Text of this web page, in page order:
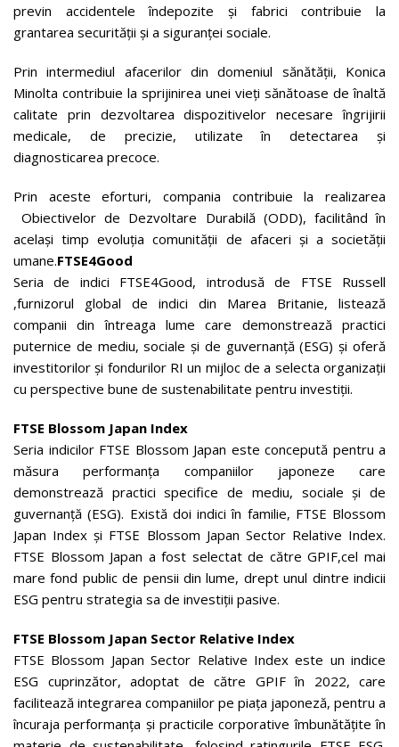
previn accidentele îndepozite și fabrici contribuie la
grantarea securității și a siguranței sociale.
Prin intermediul afacerilor din domeniul sănătății, Konica
Minolta contribuie la sprijinirea unei vieți sănătoase de înaltă
calitate prin dezvoltarea dispozitivelor necesare îngrijirii
medicale, de precizie, utilizate în detectarea și
diagnosticarea precoce.
Prin aceste eforturi, compania contribuie la realizarea
Obiectivelor de Dezvoltare Durabilă (ODD), facilitând în
același timp evoluția comunității de afaceri și a societății
umane.FTSE4Good
Seria de indici FTSE4Good, introdusă de FTSE Russell
,furnizorul global de indici din Marea Britanie, listează
companii din întreaga lume care demonstrează practici
puternice de mediu, sociale și de guvernanță (ESG) și oferă
investitorilor și fondurilor RI un mijloc de a selecta organizații
cu perspective bune de sustenabilitate pentru investiții.
FTSE Blossom Japan Index
Seria indicilor FTSE Blossom Japan este concepută pentru a
măsura performanța companiilor japoneze care
demonstrează practici specifice de mediu, sociale și de
guvernanță (ESG). Există doi indici în familie, FTSE Blossom
Japan Index și FTSE Blossom Japan Sector Relative Index.
FTSE Blossom Japan a fost selectat de către GPIF,cel mai
mare fond public de pensii din lume, drept unul dintre indicii
ESG pentru strategia sa de investiții pasive.
FTSE Blossom Japan Sector Relative Index
FTSE Blossom Japan Sector Relative Index este un indice
ESG cuprinzător, adoptat de către GPIF în 2022, care
facilitează integrarea companiilor pe piața japoneză, pentru a
încuraja performanța și practicile corporative îmbunătățite în